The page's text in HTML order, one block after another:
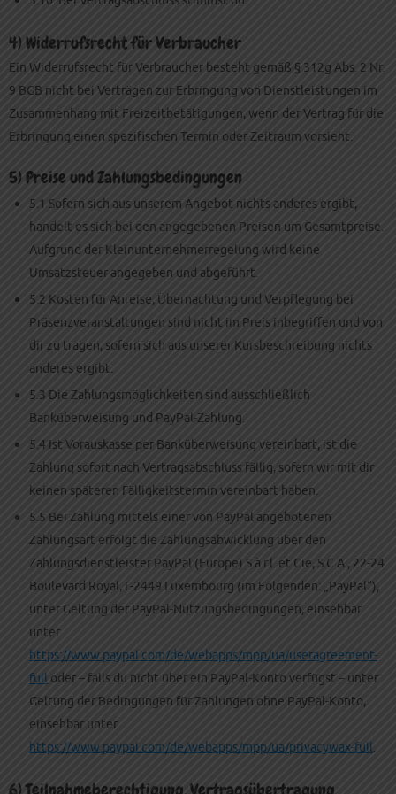
4) Widerrufsrecht für Verbraucher
Ein Widerrufsrecht für Verbraucher besteht gemäß § 312g Abs. 2 Nr.
9 BGB nicht bei Verträgen zur Erbringung von Dienstleistungen im
Zusammenhang mit Freizeitbetätigungen, wenn der Vertrag für die
Erbringung einen spezifischen Termin oder Zeitraum vorsieht.
5) Preise und Zahlungsbedingungen
5.1 Sofern sich aus unserem Angebot nichts anderes ergibt,
handelt es sich bei den angegebenen Preisen um Gesamtpreise.
Aufgrund der Kleinunternehmerregelung wird keine
Umsatzsteuer angegeben und abgeführt.
5.2 Kosten für Anreise, Übernachtung und Verpflegung bei
Präsenzveranstaltungen sind nicht im Preis inbegriffen und von
dir zu tragen, sofern sich aus unserer Kursbeschreibung nichts
anderes ergibt.
5.3 Die Zahlungsmöglichkeiten sind ausschließlich
Banküberweisung und PayPal-Zahlung.
5.4 Ist Vorauskasse per Banküberweisung vereinbart, ist die
Zahlung sofort nach Vertragsabschluss fällig, sofern wir mit dir
keinen späteren Fälligkeitstermin vereinbart haben.
5.5 Bei Zahlung mittels einer von PayPal angebotenen
Zahlungsart erfolgt die Zahlungsabwicklung über den
Zahlungsdienstleister PayPal (Europe) S.à r.l. et Cie, S.C.A., 22-24
Boulevard Royal, L-2449 Luxembourg (im Folgenden: „PayPal“),
unter Geltung der PayPal-Nutzungsbedingungen, einsehbar
unter
https://www.paypal.com/de/webapps/mpp/ua/useragreement-
full oder – falls du nicht über ein PayPal-Konto verfügst – unter
Geltung der Bedingungen für Zahlungen ohne PayPal-Konto,
einsehbar unter
https://www.paypal.com/de/webapps/mpp/ua/privacywax-full.